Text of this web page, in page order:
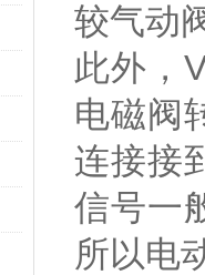
较气动
此外，
电磁阀
连接接
信号一
所以电